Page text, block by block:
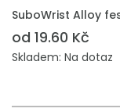
PŘIDAT DO POPTÁVKY
SuboWrist Alloy
od 19.60 Kč
Skladem: Na dotaz